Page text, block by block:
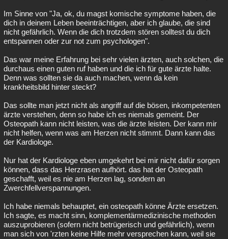
Im Sinne von "Ja, ok, du magst komische symptome haben, die
dich in deinem Leben beeinträchtigen, aber ich glaube, die sind
nicht gefährlich. Wenn die dich trotzdem stören solltest du dich
entspannen oder zur not zum psychologen".
Das war meine Erfahrung bei sehr vielen ärzten, auch solchen, die
durchaus einen guten ruf haben und die ich für gute ärzte halte.
Denn was sollten sie da auch machen, wenn da kein
krankheitsbild hinter steckt?
Das sollte man jetzt nicht als angriff auf die bösen, inkompetenten
ärzte verstehen, denn so habe ich es niemals gemeint. Der
Osteopath kann nicht leisten, was die ärzte leisten. Der kann mir
nicht helfen, wenn was am Herzen nicht stimmt. Dann kann das
der Kardiologe.
Nur hat der Kardiologe eben umgekehrt bei mir nicht dafür sorgen
können, dass das Herzrasen aufhört. das hat der Osteopath
geschafft, weil es nie am Herzen lag, sondern an
Zwerchfellverspannungen.
Ich habe niemals behauptet, ein osteopath könne Ärzte ersetzen.
Ich sagte, es macht sinn, komplementärmedizinische methoden
auszuprobieren (sofern nicht betrügerisch und gefährlich), wenn
man sich von 'rzten keine Hilfe mehr versprechen kann, weil sie